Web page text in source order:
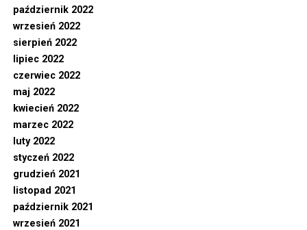
październik 2022
wrzesień 2022
sierpień 2022
lipiec 2022
czerwiec 2022
maj 2022
kwiecień 2022
marzec 2022
luty 2022
styczeń 2022
grudzień 2021
listopad 2021
październik 2021
wrzesień 2021